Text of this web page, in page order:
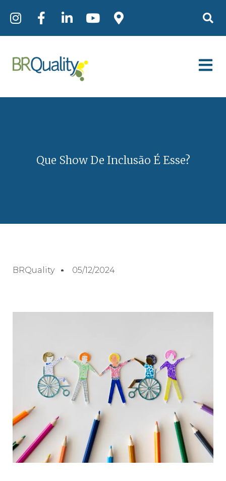
Que Show De Inclusão É Esse?
BRQuality 05/12/2024